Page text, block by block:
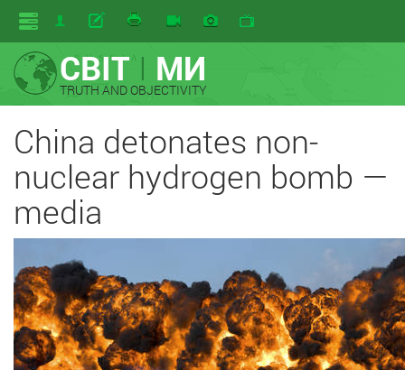
СВІТI МИ
TRUTH AND OBJECTIVITY
China detonates non-
nuclear hydrogen bomb —
media